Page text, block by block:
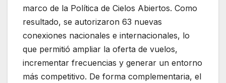
marco de la Política de Cielos Abiertos. Como
resultado, se autorizaron 63 nuevas
conexiones nacionales e internacionales, lo
que permitió ampliar la oferta de vuelos,
incrementar frecuencias y generar un entorno
más competitivo. De forma complementaria, el